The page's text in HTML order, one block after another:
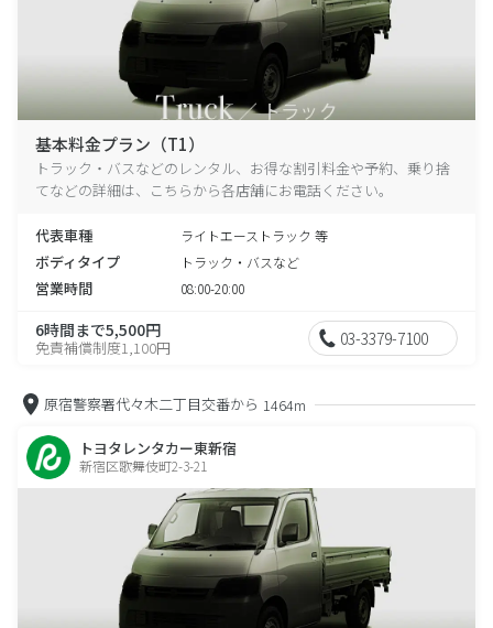
基本料金プラン（T1）
トラック・バスなどのレンタル、お得な割引料金や予約、乗り捨
てなどの詳細は、こちらから各店舗にお電話ください。
代表車種 ライトエーストラック 等
ボディタイプ トラック・バスなど
営業時間 08:00-20:00
6時間まで5,500円
免責補償制度1,100円 03-3379-7100
原宿警察署代々木二丁目交番から 1464m
トヨタレンタカー東新宿
新宿区歌舞伎町2-3-21